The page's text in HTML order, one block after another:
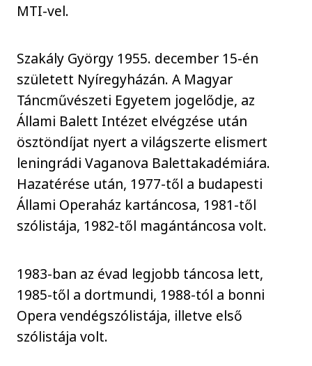
MTI-vel.
Szakály György 1955. december 15-én
született Nyíregyházán. A Magyar
Táncművészeti Egyetem jogelődje, az
Állami Balett Intézet elvégzése után
ösztöndíjat nyert a világszerte elismert
leningrádi Vaganova Balettakadémiára.
Hazatérése után, 1977-től a budapesti
Állami Operaház kartáncosa, 1981-től
szólistája, 1982-től magántáncosa volt.
1983-ban az évad legjobb táncosa lett,
1985-től a dortmundi, 1988-tól a bonni
Opera vendégszólistája, illetve első
szólistája volt.